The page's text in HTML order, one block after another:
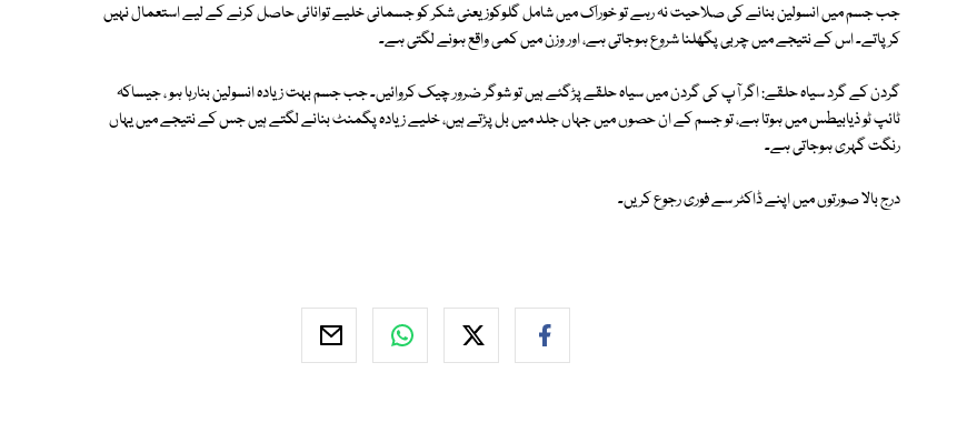
جب جسم میں انسولین بنانے کی صلاحیت نہ رہے تو خوراک میں شامل گلوکوز یعنی شکر کو جسمانی خلیے توانائی حاصل کرنے کے لیے استعمال نہیں
کرپاتے۔ اس کے نتیجے میں چربی پگھلنا شروع ہوجاتی ہے، اور وزن میں کمی واقع ہونے لگتی ہے۔
گردن کے گرد سیاہ حلقے: اگر آپ کی گردن میں سیاہ حلقے پڑگئے ہیں تو شوگر ضرور چیک کروائیں۔ جب جسم بہت زیادہ انسولین بنارہا ہو ، جیساکہ
ٹائپ ٹو ذیابیطس میں ہوتا ہے، تو جسم کے ان حصوں میں جہاں جلد میں بل پڑتے ہیں، خلیے زیادہ پگمنٹ بنانے لگتے ہیں جس کے نتیجے میں یہاں
رنگت گہری ہوجاتی ہے۔
درج بالا صورتوں میں اپنے ڈاکٹر سے فوری رجوع کریں۔